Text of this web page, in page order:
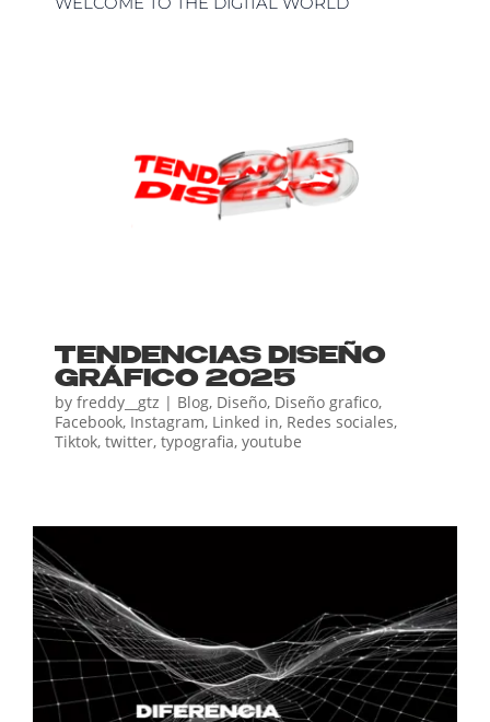
TENDENCIAS DISEÑO
GRÁFICO 2025
by freddy__gtz | Blog, Diseño, Diseño grafico,
Facebook, Instagram, Linked in, Redes sociales,
Tiktok, twitter, typografia, youtube